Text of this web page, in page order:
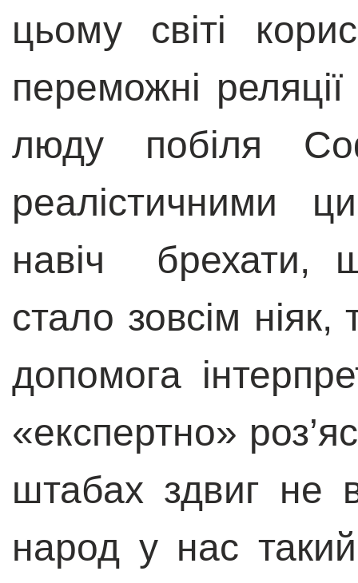
цьому світі
переможні
люду побіля
реалістичними
навіч брехати,
стало зовсім
допомога
«експертно»
штабах здвиг не
народ у нас